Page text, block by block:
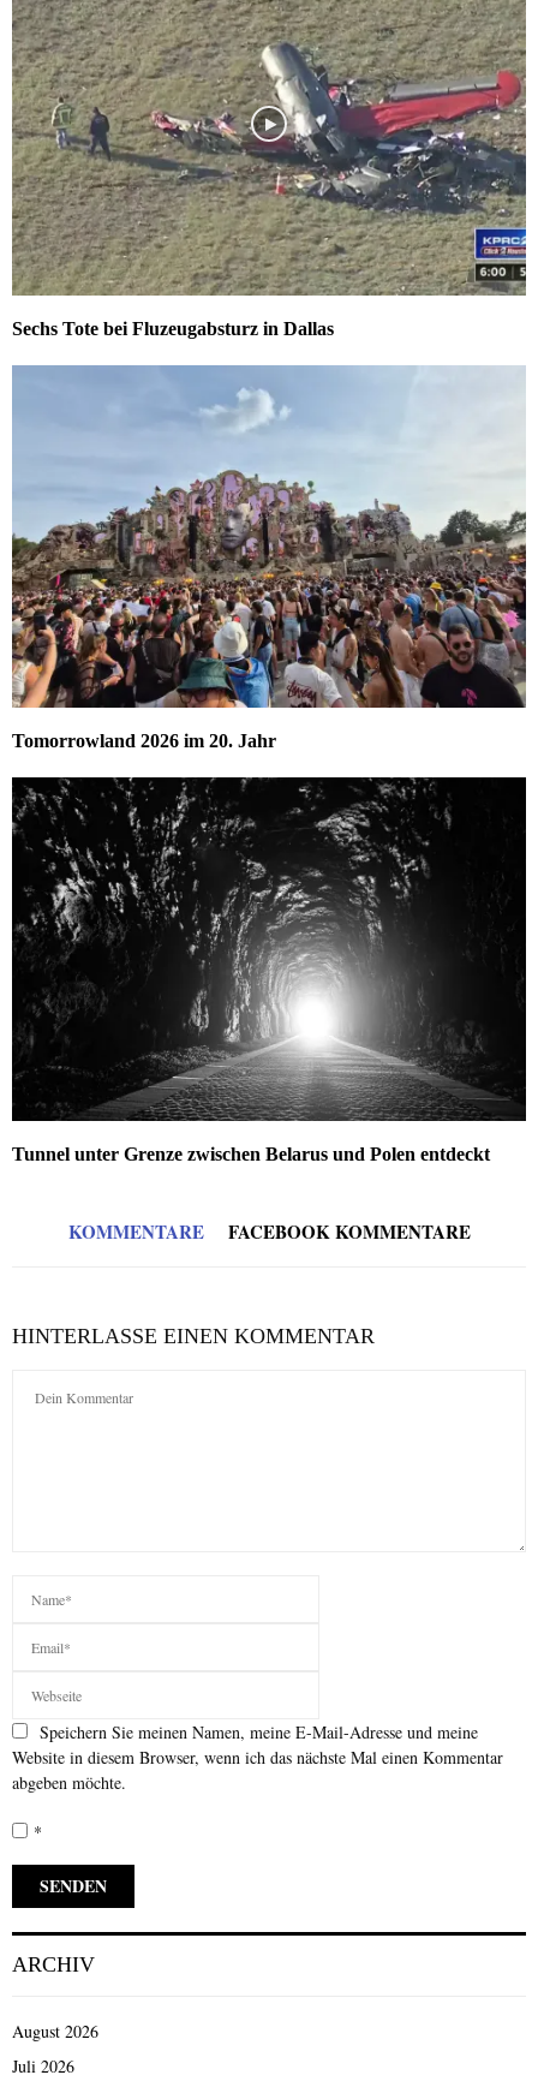
Sechs Tote bei Fluzeugabsturz in Dallas
Tomorrowland 2026 im 20. Jahr
Tunnel unter Grenze zwischen Belarus und Polen entdeckt
KOMMENTARE FACEBOOK KOMMENTARE
HINTERLASSE EINEN KOMMENTAR
Speichern Sie meinen Namen, meine E-Mail-Adresse und meine
Website in diesem Browser, wenn ich das nächste Mal einen Kommentar
abgeben möchte.
*
ARCHIV
August 2026
Juli 2026